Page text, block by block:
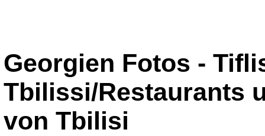
Georgien Fotos -
Tbilissi/Restaurants
von Tbilisi